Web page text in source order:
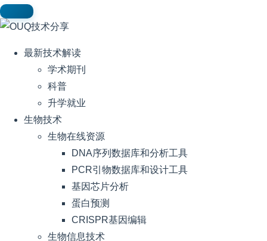
最新技术解读
学术期刊
科普
升学就业
生物技术
生物在线资源
DNA序列数据库和分析工具
PCR引物数据库和设计工具
基因芯片分析
蛋白预测
CRISPR基因编辑
生物信息技术